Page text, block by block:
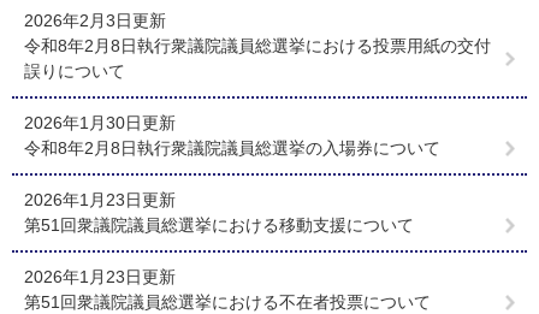
2026年2月3日更新
令和8年2月8日執行衆議院議員総選挙における投票用紙の交付
誤りについて
2026年1月30日更新
令和8年2月8日執行衆議院議員総選挙の入場券について
2026年1月23日更新
第51回衆議院議員総選挙における移動支援について
2026年1月23日更新
第51回衆議院議員総選挙における不在者投票について